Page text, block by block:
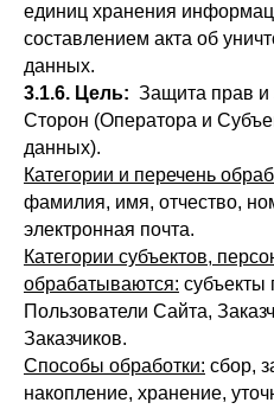
единиц хранения
составлением акта об
данных.
3.1.6. Цель: Защита прав и
Сторон (Оператора и
данных).
Категории и перечень
фамилия, имя, отчество,
электронная почта.
Категории субъектов,
обрабатываются: субъекты
Пользователи Сайта,
Заказчиков.
Способы обработки: сбор,
накопление, хранение,